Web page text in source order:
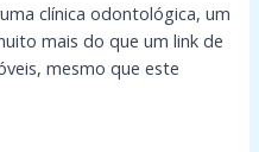
clínica odontológica, um
mais do que um link de
mesmo que este